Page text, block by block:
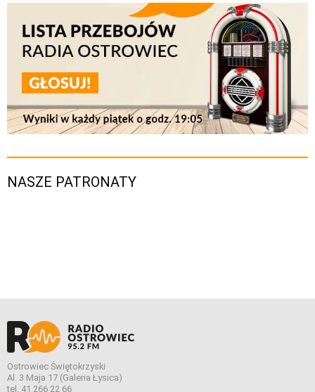
NASZE PATRONATY
Ostrowiec Świętokrzyski
Al. 3 Maja 17 (Galeria Łysica)
tel. 41 266 22 66